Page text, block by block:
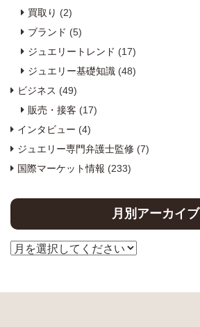
買取り (2)
ブランド (5)
ジュエリートレンド (17)
ジュエリー基礎知識 (48)
ビジネス (49)
販売・接客 (17)
インタビュー (4)
ジュエリー専門弁護士監修 (7)
国際マーケット情報 (233)
月別アーカイブ